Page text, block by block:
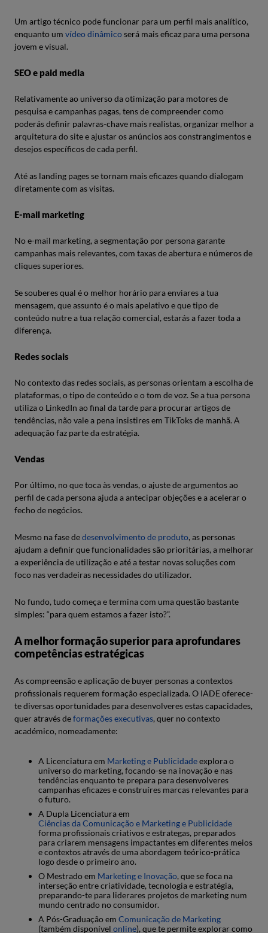
Um artigo técnico pode funcionar para um perfil mais analítico,
enquanto um vídeo dinâmicoserá mais eficaz para uma persona
jovem e visual.
SEO e paid media
Relativamente ao universo da otimização para motores de
pesquisa e campanhas pagas, tens de compreender como
poderás definir palavras-chave mais realistas, organizar melhor a
arquitetura do site e ajustar os anúncios aos constrangimentos e
desejos específicos de cada perfil.
Até as landing pages se tornam mais eficazes quando dialogam
diretamente com as visitas.
E-mail marketing
No e-mail marketing, a segmentação por persona garante
campanhas mais relevantes, com taxas de abertura e números de
cliques superiores.
Se souberes qual é o melhor horário para enviares a tua
mensagem, que assunto é o mais apelativo e que tipo de
conteúdo nutre a tua relação comercial, estarás a fazer toda a
diferença.
Redes sociais
No contexto das redes sociais, as personas orientam a escolha de
plataformas, o tipo de conteúdo e o tom de voz. Se a tua persona
utiliza o LinkedIn ao final da tarde para procurar artigos de
tendências, não vale a pena insistires em TikToks de manhã. A
adequação faz parte da estratégia.
Vendas
Por último, no que toca às vendas, o ajuste de argumentos ao
perfil de cada persona ajuda a antecipar objeções e a acelerar o
fecho de negócios.
Mesmo na fase dedesenvolvimento de produto, as personas
ajudam a definir que funcionalidades são prioritárias, a melhorar
a experiência de utilização e até a testar novas soluções com
foco nas verdadeiras necessidades do utilizador.
No fundo, tudo começa e termina com uma questão bastante
simples: “para quem estamos a fazer isto?”.
A melhor formação superior para aprofundares
competências estratégicas
As compreensão e aplicação de buyer personas a contextos
profissionais requerem formação especializada. O IADE oferece-
te diversas oportunidades para desenvolveres estas capacidades,
quer através deformações executivas, quer no contexto
académico, nomeadamente:
A Licenciatura em Marketing e Publicidadeexplora o
universo do marketing, focando-se na inovação e nas
tendências enquanto te prepara para desenvolveres
campanhas eficazes e construíres marcas relevantes para
o futuro.
A Dupla Licenciatura em
Ciências da Comunicação e Marketing e Publicidade
forma profissionais criativos e estrategas, preparados
para criarem mensagens impactantes em diferentes meios
e contextos através de uma abordagem teórico-prática
logo desde o primeiro ano.
O Mestrado em Marketing e Inovação, que se foca na
interseção entre criatividade, tecnologia e estratégia,
preparando-te para liderares projetos de marketing num
mundo centrado no consumidor.
A Pós-Graduação em Comunicação de Marketing
(também disponível online), que te permite explorar como